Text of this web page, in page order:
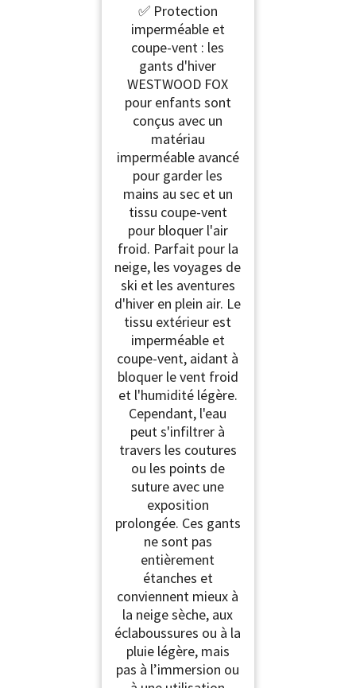
Gants thermiques
coupe-vent pour
enfants,
antidérapants,
tactiles, moufles
chaudes isolées pour la
course, le cyclisme, la
neige, le
✅ Protection
imperméable et
coupe-vent : les
gants d'hiver
WESTWOOD FOX
pour enfants sont
conçus avec un
matériau
imperméable avancé
pour garder les
mains au sec et un
tissu coupe-vent
pour bloquer l'air
froid. Parfait pour la
neige, les voyages de
ski et les aventures
d'hiver en plein air. Le
tissu extérieur est
imperméable et
coupe-vent, aidant à
bloquer le vent froid
et l'humidité légère.
Cependant, l'eau
peut s'infiltrer à
travers les coutures
ou les points de
suture avec une
exposition
prolongée. Ces gants
ne sont pas
entièrement
étanches et
conviennent mieux à
la neige sèche, aux
éclaboussures ou à la
pluie légère, mais
pas à l’immersion ou